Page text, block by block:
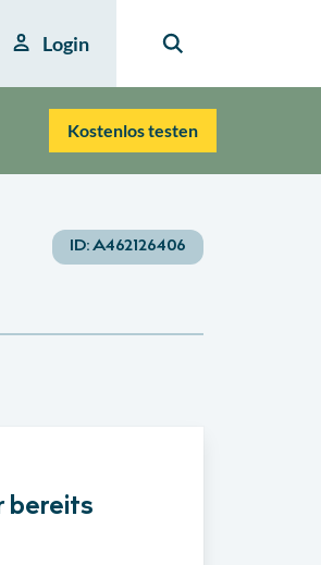
Login
Kostenlos testen
ID:A462126406
bereits